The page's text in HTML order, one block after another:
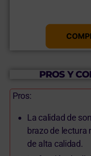
PROS Y
Pros:
La calidad de
brazo de lectura
de alta calidad.